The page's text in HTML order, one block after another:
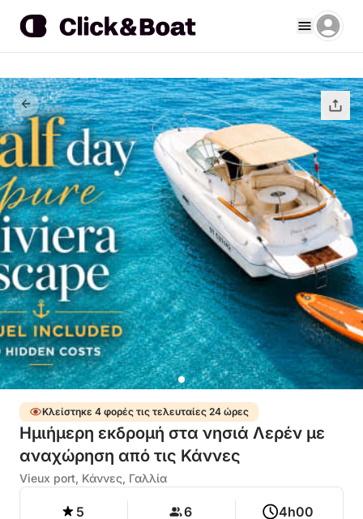
Κλείστηκε 4 φορές τις τελευταίες 24 ώρες
Ημιήμερη εκδρομή στα νησιά Λερέν με
αναχώρηση από τις Κάννες
Vieux port, Κάννες, Γαλλία
5 6 4h00